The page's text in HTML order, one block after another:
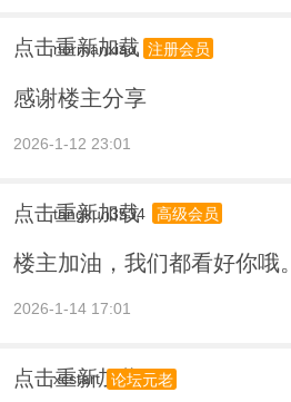
点击重新加载
normanxiao 注册会员
感谢楼主分享
2026-1-12 23:01
点击重新加载
tangkun3534 高级会员
楼主加油，我们都看好你哦。
2026-1-14 17:01
点击重新加载
xcstart 论坛元老